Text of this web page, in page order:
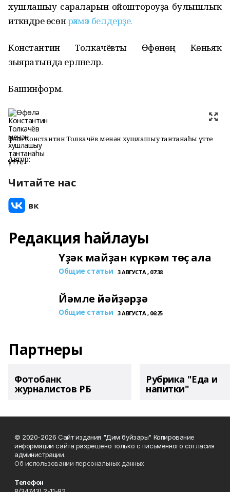
хушлашыу сараларын ойоштороуҙа булышлыҡ
иткәндәре өсөнрәхмәт белдерҙе.
Константин Толкачёвты Өфөнөң Көньяҡ
зыяратында ерләнеләр.
Башинформ.
Өфөлә Константин Толкачёв менән хушлашыу тантанаһы үтте
Автор:
Читайте нас
Редакция һайлауы
Үҙәк майҙан күркәм төҫ ала
Общие статьи 3 АВГУСТА , 07:38
Йәмле йәйҙәрҙә
Общие статьи 3 АВГУСТА , 06:25
Партнеры
Фотобанк
журналистов РБ
Рубрика "Еда и
напитки"
© 2020-2026 Сайт издания "Дим буйзары" Копирование
информации сайта разрешено только с письменного согласия
администрации.
Об использовании персональных данных
Телефон